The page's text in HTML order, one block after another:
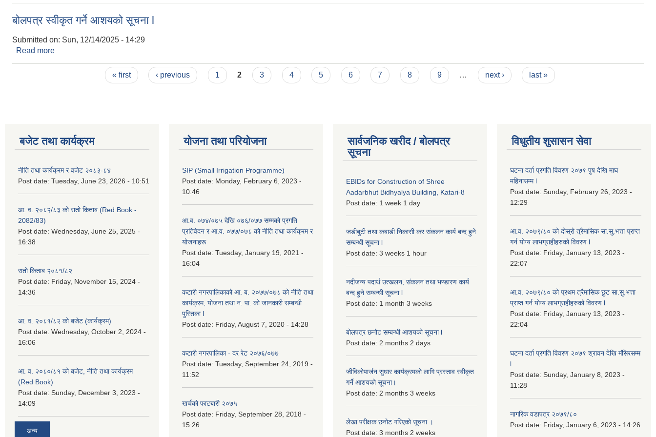
बोलपत्र स्वीकृत गर्ने आशयको सूचना l
Submitted on: Sun, 12/14/2025 - 14:29
Read more
« first ‹ previous 1 2 3 4 5 6 7 8 9 … next › last »
बजेट तथा कार्यक्रम
नीति तथा कार्यक्रम र वजेट २०८३-८४
Post date: Tuesday, June 23, 2026 - 10:51
आ. व. २०८२/८३ को रातो किताब (Red Book -
2082/83)
Post date: Wednesday, June 25, 2025 -
16:38
रातो किताब २०८१/८२
Post date: Friday, November 15, 2024 -
14:36
आ. व. २०८१/८२ को बजेट (कार्यक्रम)
Post date: Wednesday, October 2, 2024 -
16:06
आ. व. २०८०/८१ को बजेट, नीति तथा कार्यक्रम
(Red Book)
Post date: Sunday, December 3, 2023 -
14:09
अन्य
योजना तथा परियोजना
SIP (Small Irrigation Programme)
Post date: Monday, February 6, 2023 -
10:46
आ.व. ०७४/०७५ देखि ०७६/०७७ सम्मको प्रगति
प्रतिवेदन र आ.व. ०७७/०७८ को नीति तथा कार्यक्रम र
योजनाहरू
Post date: Tuesday, January 19, 2021 -
16:04
कटारी नगरपालिकाको आ. ब. २०७७/०७८ को नीति तथा
कार्यक्रम, योजना तथा न. पा. को जानकारी सम्बन्धी
पुस्तिका l
Post date: Friday, August 7, 2020 - 14:28
कटारी नगरपालिका - दर रेट २०७६/०७७
Post date: Tuesday, September 24, 2019 -
11:52
खर्चको फाटबारी २०७५
Post date: Friday, September 28, 2018 -
15:26
सार्वजनिक खरीद / बोलपत्र
सूचना
EBIDs for Construction of Shree
Aadarbhut Bidhyalya Building, Katari-8
Post date: 1 week 1 day
जडीबुटी तथा कबाडी निकासी कर संकलन कार्य बन्द हुने
सम्बन्धी सूचना l
Post date: 3 weeks 1 hour
नदीजन्य पदार्थ उत्खलन, संकलन तथा भण्डारण कार्य
बन्द हुने सम्बन्धी सूचना l
Post date: 1 month 3 weeks
बोलपत्र छनोट सम्बन्धी आशयको सूचना l
Post date: 2 months 2 days
जीविकोपार्जन सुधार कार्यक्रमको लागि प्रस्ताव स्वीकृत
गर्ने आशयको सूचना।
Post date: 2 months 3 weeks
लेखा परीक्षक छनोट गरिएको सूचना ।
Post date: 3 months 2 weeks
विधुतीय शुसासन सेवा
घटना दर्ता प्रगति विवरण २०७९ पुष देखि माघ
महिनासम्म l
Post date: Sunday, February 26, 2023 -
12:29
आ.व. २०७९/८० को दोस्रो त्रैमासिक सा.सु.भ‍त्ता प्राप्त
गर्न योग्य लाभग्राहीहरुको विवरण l
Post date: Friday, January 13, 2023 -
22:07
आ.व. २०७९/८० को प्रथम त्रैमासिक छुट सा.सु.भ‍त्ता
प्राप्त गर्न योग्य लाभग्राहीहरुको विवरण l
Post date: Friday, January 13, 2023 -
22:04
घटना दर्ता प्रगति विवरण २०७९ श्रावन देखि मंसिरसम्म
l
Post date: Sunday, January 8, 2023 -
11:28
नागरिक वडापत्र २०७९/८०
Post date: Friday, January 6, 2023 - 14:26